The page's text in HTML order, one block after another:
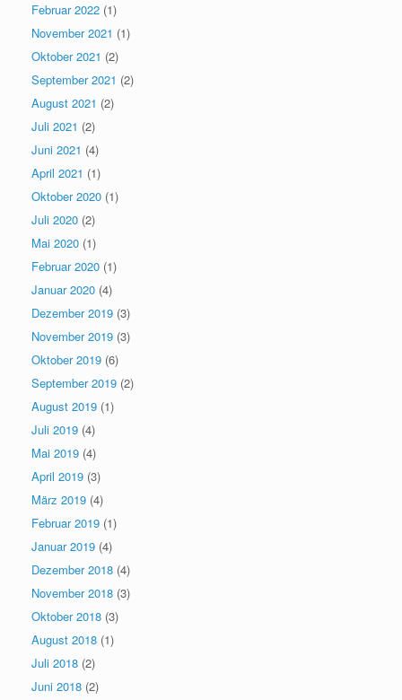
Februar 2022 (1)
November 2021 (1)
Oktober 2021 (2)
September 2021 (2)
August 2021 (2)
Juli 2021 (2)
Juni 2021 (4)
April 2021 (1)
Oktober 2020 (1)
Juli 2020 (2)
Mai 2020 (1)
Februar 2020 (1)
Januar 2020 (4)
Dezember 2019 (3)
November 2019 (3)
Oktober 2019 (6)
September 2019 (2)
August 2019 (1)
Juli 2019 (4)
Mai 2019 (4)
April 2019 (3)
März 2019 (4)
Februar 2019 (1)
Januar 2019 (4)
Dezember 2018 (4)
November 2018 (3)
Oktober 2018 (3)
August 2018 (1)
Juli 2018 (2)
Juni 2018 (2)